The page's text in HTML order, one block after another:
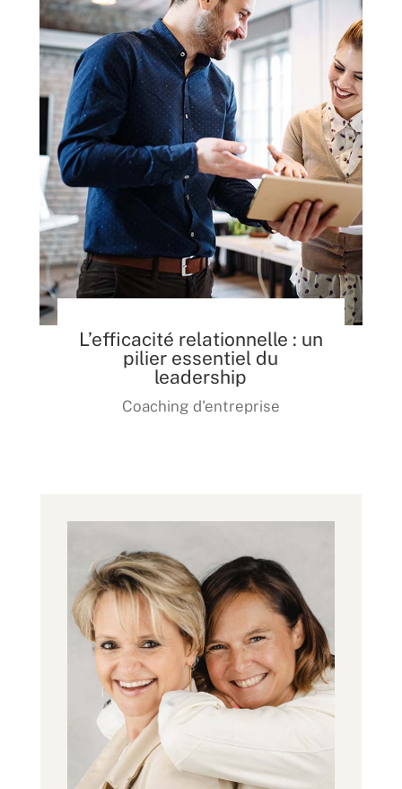
L’efficacité relationnelle : un
pilier essentiel du
leadership
Coaching d'entreprise